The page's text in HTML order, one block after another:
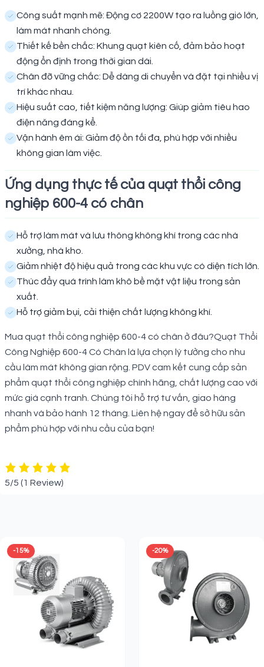
Công suất mạnh mẽ: Động cơ 2200W tạo ra luồng gió lớn,
làm mát nhanh chóng.
Thiết kế bền chắc: Khung quạt kiên cố, đảm bảo hoạt
động ổn định trong thời gian dài.
Chân đỡ vững chắc: Dễ dàng di chuyển và đặt tại nhiều vị
trí khác nhau.
Hiệu suất cao, tiết kiệm năng lượng: Giúp giảm tiêu hao
điện năng đáng kể.
Vận hành êm ái: Giảm độ ồn tối đa, phù hợp với nhiều
không gian làm việc.
Ứng dụng thực tế của quạt thổi công
nghiệp 600-4 có chân
Hỗ trợ làm mát và lưu thông không khí trong các nhà
xưởng, nhà kho.
Giảm nhiệt độ hiệu quả trong các khu vực có diện tích lớn.
Thúc đẩy quá trình làm khô bề mặt vật liệu trong sản
xuất.
Hỗ trợ giảm bụi, cải thiện chất lượng không khí.
Mua quạt thổi công nghiệp 600-4 có chân ở đâu?Quạt Thổi
Công Nghiệp 600-4 Có Chân là lựa chọn lý tưởng cho nhu
cầu làm mát không gian rộng. PDV cam kết cung cấp sản
phẩm quạt thổi công nghiệp chính hãng, chất lượng cao với
mức giá cạnh tranh. Chúng tôi hỗ trợ tư vấn, giao hàng
nhanh và bảo hành 12 tháng. Liên hệ ngay để sở hữu sản
phẩm phù hợp với nhu cầu của bạn!
5/5 (1 Review)
-15% -20%